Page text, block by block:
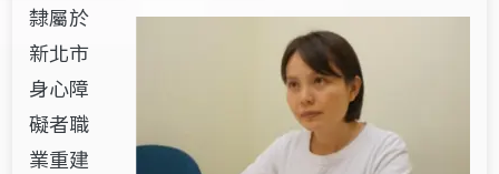
隸屬於
新北市
身心障
礙者職
業重建